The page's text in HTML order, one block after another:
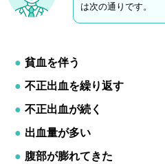
は次の通りです。
貧血を伴う
不正出血を繰り返す
不正出血が続く
出血量が多い
腹部が膨れてきた